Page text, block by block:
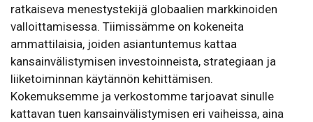
ratkaiseva menestystekijä globaalien markkinoiden
valloittamisessa. Tiimissämme on kokeneita
ammattilaisia, joiden asiantuntemus kattaa
kansainvälistymisen investoinneista, strategiaan ja
liiketoiminnan käytännön kehittämisen.
Kokemuksemme ja verkostomme tarjoavat sinulle
kattavan tuen kansainvälistymisen eri vaiheissa, aina